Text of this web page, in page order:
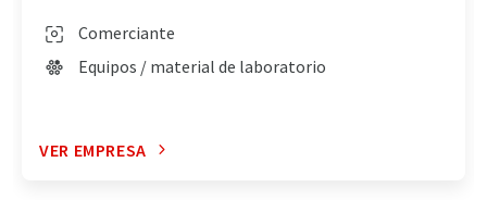
Comerciante
Equipos / material de laboratorio
VER EMPRESA